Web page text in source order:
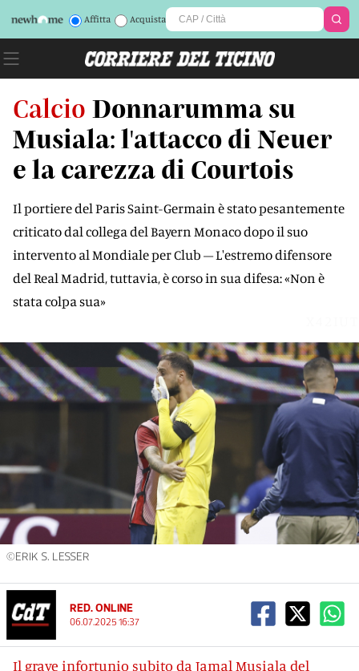
Affitta Acquista
Calcio Donnarumma su
Musiala: l'attacco di Neuer
e la carezza di Courtois
Il portiere del Paris Saint-Germain è stato pesantemente
criticato dal collega del Bayern Monaco dopo il suo
intervento al Mondiale per Club – L'estremo difensore
del Real Madrid, tuttavia, è corso in sua difesa: «Non è
stata colpa sua»
©ERIK S. LESSER
RED. ONLINE
06.07.2025 16:37
Il grave infortunio subito da Jamal Musiala del